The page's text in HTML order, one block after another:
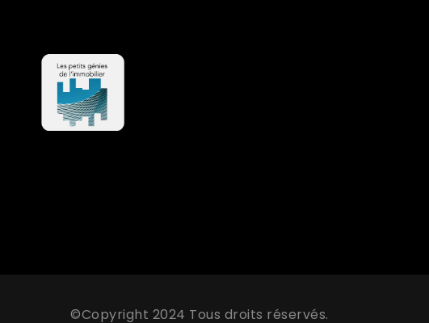
©Copyright 2024 Tous droits réservés.